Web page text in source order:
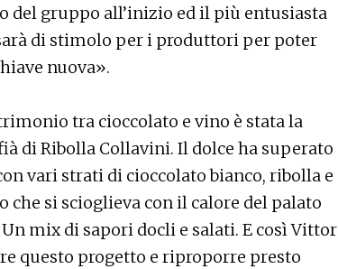
del gruppo all’inizio ed il più entusiasta
di stimolo per i produttori per poter
nuova».
tra cioccolato e vino è stata la
di Ribolla Collavini. Il dolce ha superato
vari strati di cioccolato bianco, ribolla e
che si scioglieva con il calore del palato
mix di sapori docli e salati. E così Vittor
questo progetto e riproporre presto